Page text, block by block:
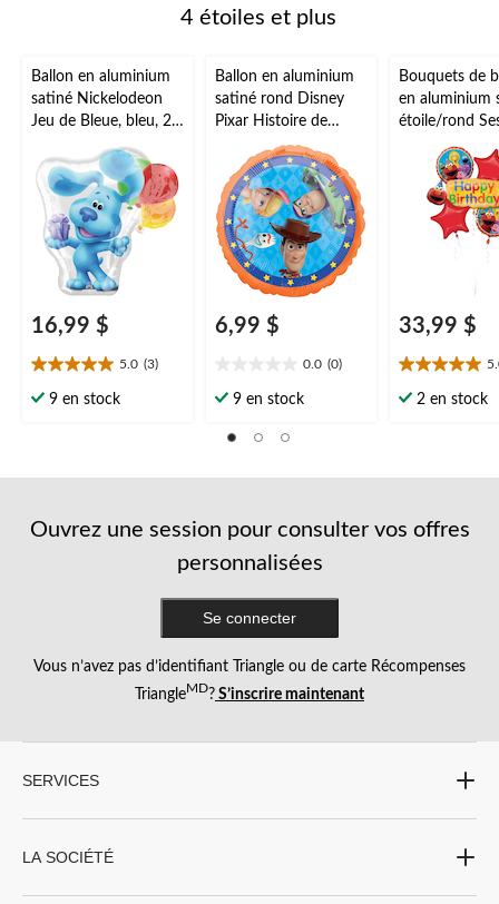
4 étoiles et plus
Ballon en aluminium
satiné Nickelodeon
Jeu de Bleue, bleu, 23
po, gonflement à
l'hélium et ruban
inclus, pour fête
d'anniversaire
16,99 $
5.0 (3)
5.0
étoile(s)
évaluations
9 en stock
Ballon en aluminium
satiné rond Disney
Pixar Histoire de
Woody/Buzz/Forky/Je
ssie, bleu, 17 po,
gonflement à l'hélium
et ruban inclus, pour
fête d'anniversaire
6,99 $
0.0 (0)
étoile(s)
5.
9 en stock
Bouquets de
en aluminium
étoile/rond
Street Happy
Birthday,
paq. 5,
l'hélium et
inclus, pour
33,99 $
5.0
étoile(s)
évaluations
2 en stock
Ouvrez une session pour consulter vos offres
personnalisées
Se connecter
Vous n’avez pas d’identifiant Triangle ou de carte Récompenses
TriangleMD? S’inscrire maintenant
SERVICES
LA SOCIÉTÉ